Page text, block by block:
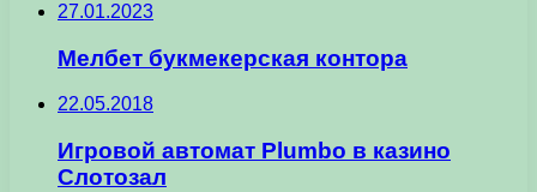
27.01.2023
Мелбет букмекерская контора
22.05.2018
Игровой автомат Plumbo в казино
Слотозал